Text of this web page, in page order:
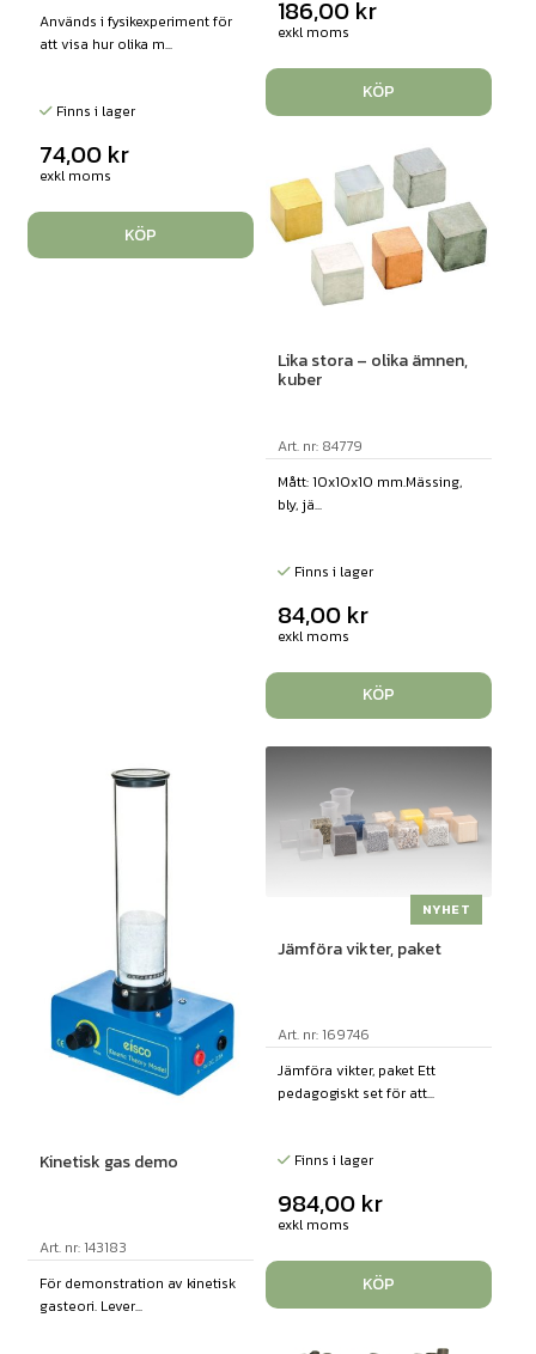
Används i fysikexperiment för
att visa hur olika m...
Finns i lager
74,00 kr
exkl moms
KÖP
186,00 kr
exkl moms
KÖP
Lika stora – olika ämnen,
kuber
Art. nr: 84779
Mått: 10x10x10 mm.Mässing,
bly, jä...
Finns i lager
84,00 kr
exkl moms
KÖP
Kinetisk gas demo
Art. nr: 143183
För demonstration av kinetisk
gasteori. Lever...
Jämföra vikter, paket
NYHET
Art. nr: 169746
Jämföra vikter, paket Ett
pedagogiskt set för att...
Finns i lager
984,00 kr
exkl moms
KÖP